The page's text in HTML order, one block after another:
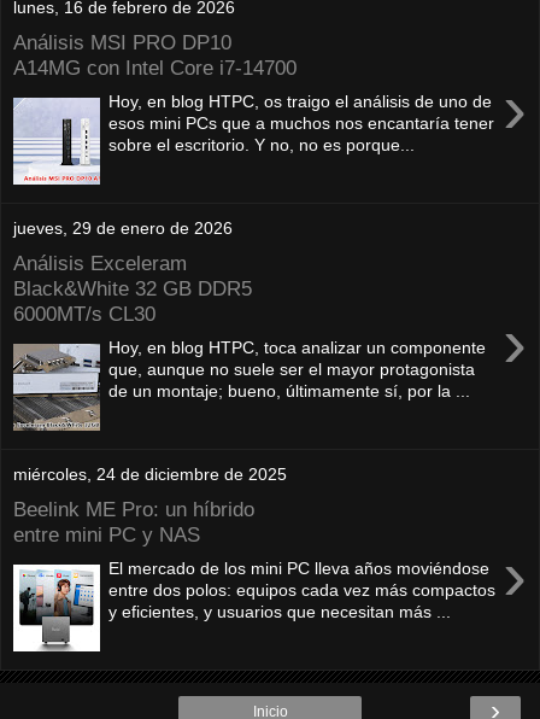
lunes, 16 de febrero de 2026
Análisis MSI PRO DP10
A14MG con Intel Core i7-14700
›
Hoy, en blog HTPC, os traigo el análisis de uno de
esos mini PCs que a muchos nos encantaría tener
sobre el escritorio. Y no, no es porque...
jueves, 29 de enero de 2026
Análisis Exceleram
Black&White 32 GB DDR5
6000MT/s CL30
›
Hoy, en blog HTPC, toca analizar un componente
que, aunque no suele ser el mayor protagonista
de un montaje; bueno, últimamente sí, por la ...
miércoles, 24 de diciembre de 2025
Beelink ME Pro: un híbrido
entre mini PC y NAS
›
El mercado de los mini PC lleva años moviéndose
entre dos polos: equipos cada vez más compactos
y eficientes, y usuarios que necesitan más ...
›
Inicio